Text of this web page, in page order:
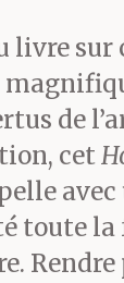
livre sur
de
cet
toute la
Rendre